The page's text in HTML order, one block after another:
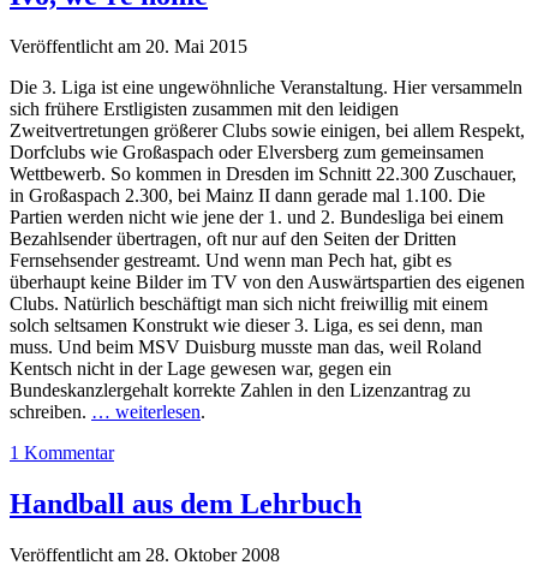
Veröffentlicht am 20. Mai 2015
Die 3. Liga ist eine ungewöhnliche Veranstaltung. Hier versammeln
sich frühere Erstligisten zusammen mit den leidigen
Zweitvertretungen größerer Clubs sowie einigen, bei allem Respekt,
Dorfclubs wie Großaspach oder Elversberg zum gemeinsamen
Wettbewerb. So kommen in Dresden im Schnitt 22.300 Zuschauer,
in Großaspach 2.300, bei Mainz II dann gerade mal 1.100. Die
Partien werden nicht wie jene der 1. und 2. Bundesliga bei einem
Bezahlsender übertragen, oft nur auf den Seiten der Dritten
Fernsehsender gestreamt. Und wenn man Pech hat, gibt es
überhaupt keine Bilder im TV von den Auswärtspartien des eigenen
Clubs. Natürlich beschäftigt man sich nicht freiwillig mit einem
solch seltsamen Konstrukt wie dieser 3. Liga, es sei denn, man
muss. Und beim MSV Duisburg musste man das, weil Roland
Kentsch nicht in der Lage gewesen war, gegen ein
Bundeskanzlergehalt korrekte Zahlen in den Lizenzantrag zu
schreiben. … weiterlesen.
1 Kommentar
Handball aus dem Lehrbuch
Veröffentlicht am 28. Oktober 2008